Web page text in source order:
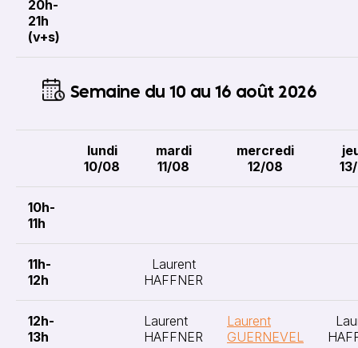
20h-
21h
(v+s)
Semaine du 10 au 16 août 2026
lundi
10/08
mardi
11/08
mercredi
12/08
10h-
11h
11h-
12h
Laurent
HAFFNER
12h-
13h
Laurent
HAFFNER
Laurent
GUERNEVEL